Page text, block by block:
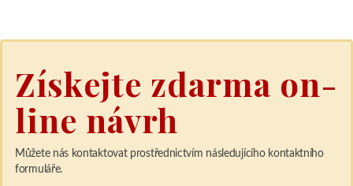
Získejte zdarma on-
line návrh
Můžete nás kontaktovat prostřednictvím následujícího kontaktního
formuláře.